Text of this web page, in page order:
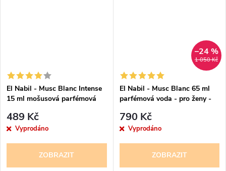
El Nabil - Musc Blanc Intense
15 ml mošusová parfémová
489 Kč
Vyprodáno
ZOBRAZIT
1 050 Kč
–24 %
El Nabil - Musc Blanc 65 ml
parfémová voda - pro ženy -
790 Kč
Vyprodáno
ZOBRAZIT